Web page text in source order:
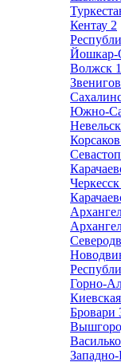
Кентау 2
Йошкар-
Волжск 1
Южно-
Невельск
Корсаков
Черкесск
Горно-
Бровари
Западно-